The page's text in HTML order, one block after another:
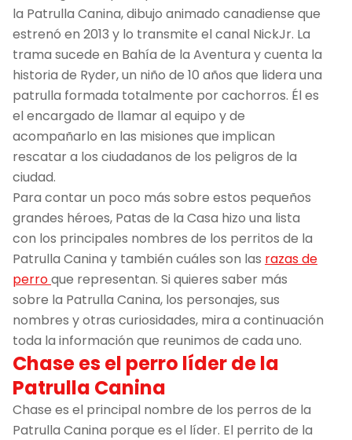
la Patrulla Canina, dibujo animado canadiense que
estrenó en 2013 y lo transmite el canal NickJr. La
trama sucede en Bahía de la Aventura y cuenta la
historia de Ryder, un niño de 10 años que lidera una
patrulla formada totalmente por cachorros. Él es
el encargado de llamar al equipo y de
acompañarlo en las misiones que implican
rescatar a los ciudadanos de los peligros de la
ciudad.
Para contar un poco más sobre estos pequeños
grandes héroes, Patas de la Casa hizo una lista
con los principales nombres de los perritos de la
Patrulla Canina y también cuáles son las razas de
perroque representan. Si quieres saber más
sobre la Patrulla Canina, los personajes, sus
nombres y otras curiosidades, mira a continuación
toda la información que reunimos de cada uno.
Chase es el perro líder de la
Patrulla Canina
Chase es el principal nombre de los perros de la
Patrulla Canina porque es el líder. El perrito de la